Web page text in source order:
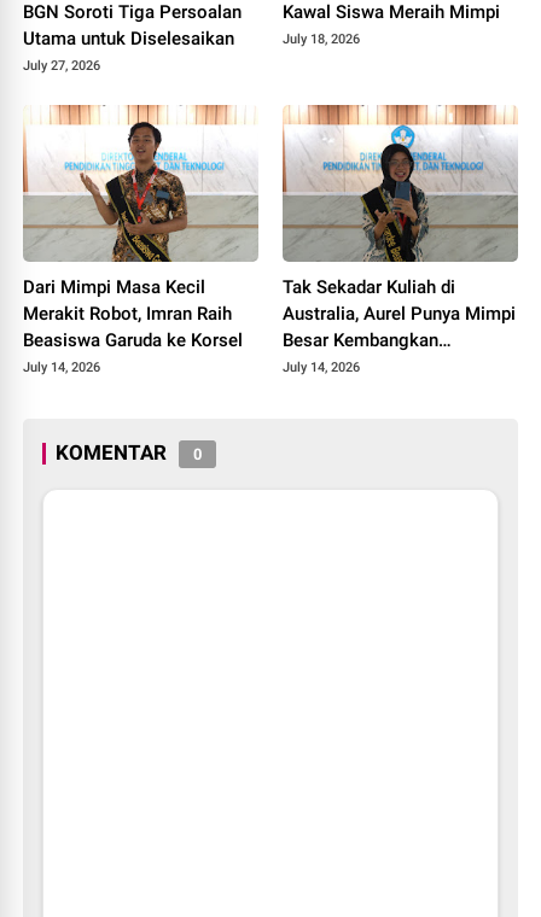
BGN Soroti Tiga Persoalan
Utama untuk Diselesaikan
July 27, 2026
Kawal Siswa Meraih Mimpi
July 18, 2026
Dari Mimpi Masa Kecil
Merakit Robot, Imran Raih
Beasiswa Garuda ke Korsel
July 14, 2026
Tak Sekadar Kuliah di
Australia, Aurel Punya Mimpi
Besar Kembangkan
Pengobatan Kanker untuk
July 14, 2026
KOMENTAR 0